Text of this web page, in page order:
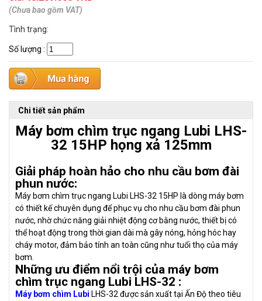
(Chưa bao gồm VAT)
Tình trạng:
Số lượng :
Chi tiết sản phẩm
Máy bơm chìm trục ngang Lubi LHS-
32 15HP họng xả 125mm
Giải pháp hoàn hảo cho nhu cầu bơm đài
phun nước:
Máy bơm chìm trục ngang Lubi LHS-32 15HP là dòng máy bơm
có thiết kế chuyên dụng để phục vụ cho nhu cầu bơm đài phun
nước, nhờ chức năng giải nhiệt động cơ bằng nước, thiết bị có
thể hoạt động trong thời gian dài mà gây nóng, hỏng hóc hay
cháy motor, đảm bảo tính an toàn cũng như tuổi thọ của máy
bơm.
Những ưu điểm nổi trội của máy bơm
chìm trục ngang Lubi LHS-32 :
Máy bơm chìm Lubi LHS-32 được sản xuất tại Ấn Độ theo tiêu